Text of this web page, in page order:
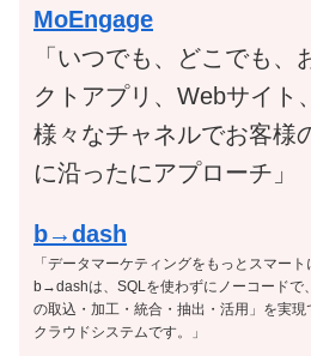
MoEngage
「いつでも、どこでも、
クトアプリ、Webサイト
様々なチャネルでお客様
に沿ったにアプローチ」
b→dash
「データマーケティングをもっとスマート
b→dashは、SQLを使わずにノーコードで
の取込・加工・統合・抽出・活用」を実
クラウドシステムです。」